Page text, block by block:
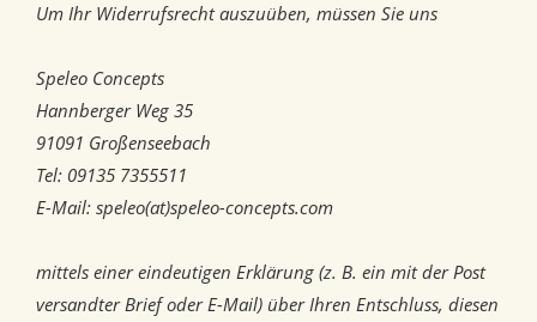
Um Ihr Widerrufsrecht auszuüben, müssen Sie uns
Speleo Concepts
Hannberger Weg 35
91091 Großenseebach
Tel: 09135 7355511
E-Mail: speleo(at)speleo-concepts.com
mittels einer eindeutigen Erklärung (z. B. ein mit der Post
versandter Brief oder E-Mail) über Ihren Entschluss, diesen